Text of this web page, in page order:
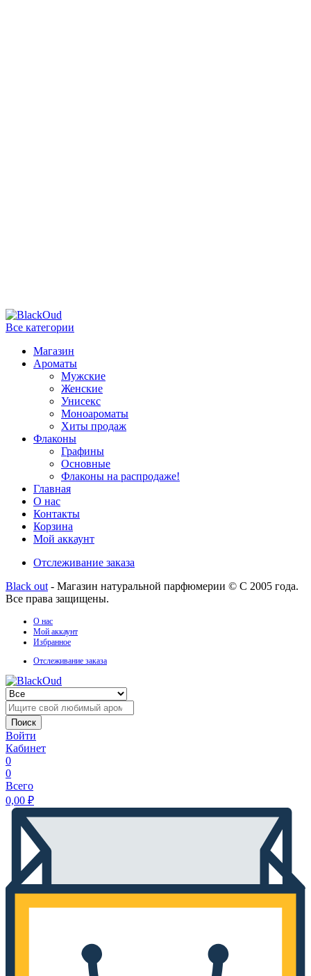
Все категории
Магазин
Ароматы
Мужские
Женские
Унисекс
Моноароматы
Хиты продаж
Флаконы
Графины
Основные
Флаконы на распродаже!
Главная
О нас
Контакты
Корзина
Мой аккаунт
Отслеживание заказа
Black out - Магазин натуральной парфюмерии © С 2005 года.
Все права защищены.
О нас
Мой аккаунт
Избранное
Отслеживание заказа
Поиск
Войти
Кабинет
0
0
Всего
0,00 ₽